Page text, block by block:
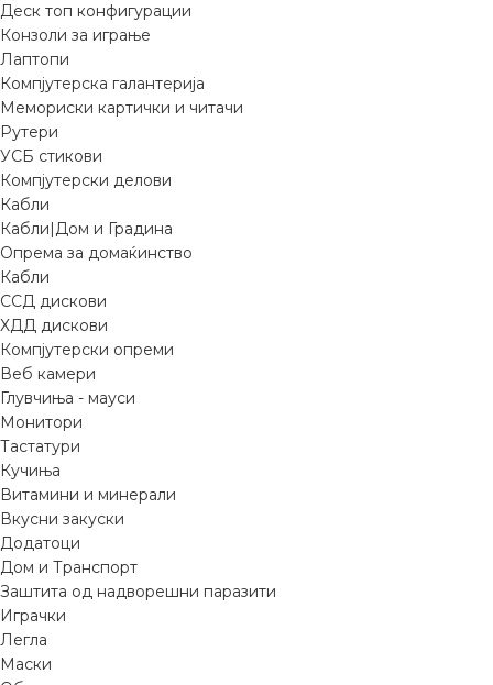
Деск топ конфигурации
Конзоли за играње
Лаптопи
Компјутерска галантерија
Мемориски картички и читачи
Рутери
УСБ стикови
Компјутерски делови
Кабли
Кабли|Дом и Градина
Опрема за домаќинство
Кабли
ССД дискови
ХДД дискови
Компјутерски опреми
Веб камери
Глувчиња - мауси
Монитори
Тастатури
Кучиња
Витамини и минерали
Вкусни закуски
Додатоци
Дом и Транспорт
Заштита од надворешни паразити
Играчки
Легла
Маски